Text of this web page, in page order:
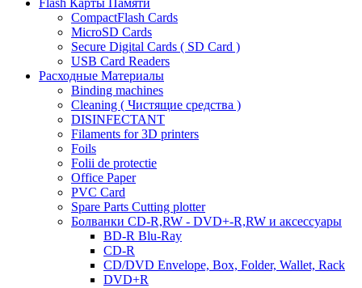
Flash Карты Памяти
CompactFlash Cards
MicroSD Cards
Secure Digital Cards ( SD Card )
USB Card Readers
Расходные Материалы
Binding machines
Cleaning ( Чистящие средства )
DISINFECTANT
Filaments for 3D printers
Foils
Folii de protectie
Office Paper
PVC Card
Spare Parts Cutting plotter
Болванки CD-R,RW - DVD+-R,RW и аксессуары
BD-R Blu-Ray
CD-R
CD/DVD Envelope, Box, Folder, Wallet, Rack
DVD+R